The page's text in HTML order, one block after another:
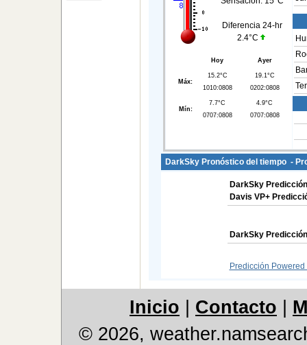
Diferencia 24-hr
2.4°C
Hoy Ayer
Máx:
15.2°C
1010:0808
19.1°C
0202:0808
Mín:
7.7°C
0707:0808
4.9°C
0707:0808
DarkSky Pronóstico del tiempo -
DarkSky
Davis VP+
DarkSky
Predicción Powered
Inicio Contacto
© 2026,